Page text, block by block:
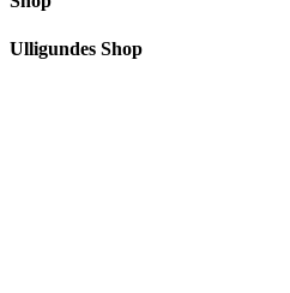
Ulligundes Shop